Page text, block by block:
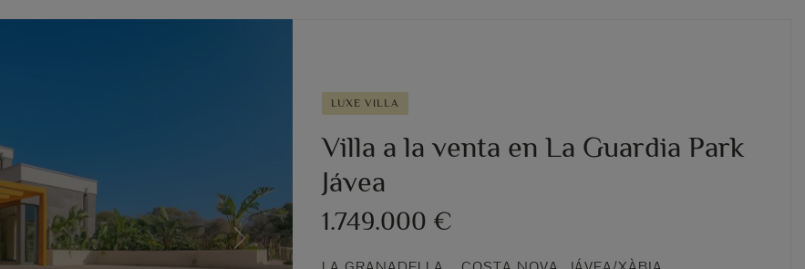
Next
LUXE VILLA
Villa a la venta en La Guardia Park
Jávea
1.749.000 €